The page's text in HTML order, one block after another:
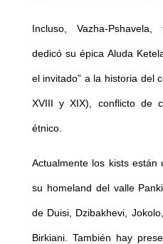
Incluso, Vazha-
dedicó su épica Aluda
el invitado” a la historia del
XVIII y XIX), conflicto de
étnico.
Actualmente los kists están
su homeland del valle
de Duisi, Dzibakhevi,
Birkiani. También hay